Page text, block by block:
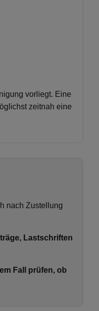
vorliegt. Eine
zeitnah eine
nach Zustellung
Lastschriften
Fall prüfen, ob